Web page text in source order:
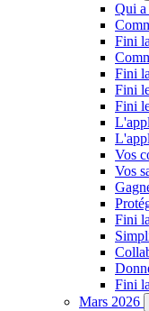
Qui a
Fini
Fini
Fini
Fini
Vos
Vos
Fini
Fini
Mars 2026